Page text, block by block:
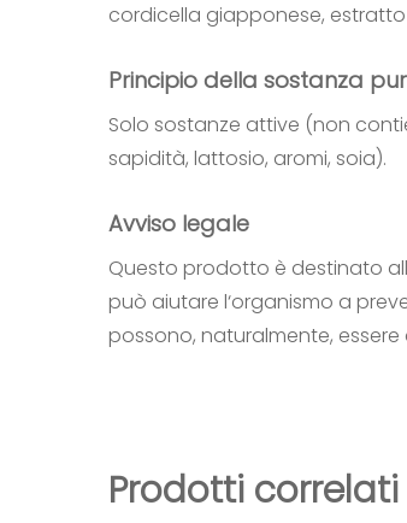
cordicella giapponese,
Principio della sostanza
Solo sostanze attive (non
sapidità, lattosio, aromi, soia).
Avviso legale
Questo prodotto è destinato
può aiutare l‘organismo a
possono, naturalmente,
Prodotti correlati